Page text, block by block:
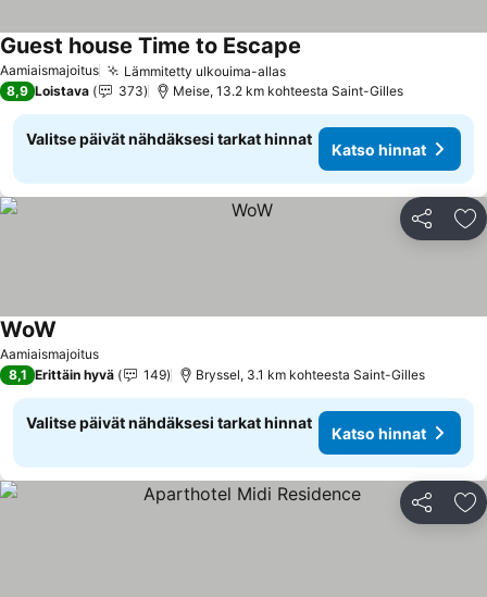
Aamiaismajoitus Lämmitetty ulkouima-allas
Guest house Time to Escape
8,9 Loistava 373 Meise, 13.2 km kohteesta Saint-Gilles
Valitse päivät nähdäksesi tarkat hinnat
Katso hinnat
Jaa
Aamiaismajoitus
WoW
8,1 Erittäin hyvä 149 Bryssel, 3.1 km kohteesta Saint-Gilles
Valitse päivät nähdäksesi tarkat hinnat
Katso hinnat
Jaa